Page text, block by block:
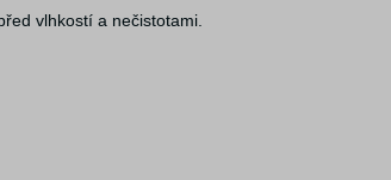
vlhkostí a nečistotami.